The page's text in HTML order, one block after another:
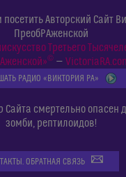
Авторский Сайт
ПреобРАженской
Третьего
©—
РАДИО «ВИКТОРИЯ РА»
смертельно опасен
зомби, рептилоидов!
ОБРАТНАЯ СВЯЗЬ